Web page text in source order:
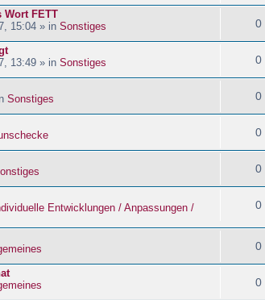
Wort FETT
15:04 » in Sonstiges 0
13:49 » in Sonstiges 0
Sonstiges 0
0
0
Entwicklungen / Anpassungen /
0
0
0